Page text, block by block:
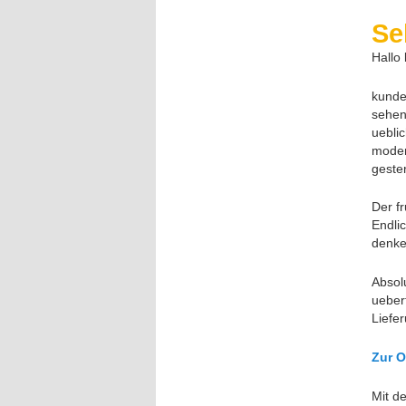
Hallo
Der
Zur
Mit